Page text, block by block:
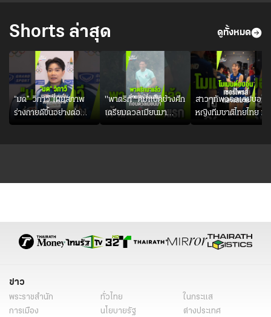
รพ.จุฬาลงกรณ์⁣ ⁣ #กราดยิง #เทพศิรินทร์
นนทบุรี #ไทยรัฐออนไลน์
Shorts ล่าสุด ดูทั้งหมด
“มด” วิภาวี เผยสภาพ
ร่างกายดีขึ้นอย่างต่อ
เนื่อง พร้อมพยายามลง
"พาตริก" คัมแบ็คช้างศึก
เตรียมดวลเมียนมา
อาเซียน คัพ 2026
สาวๆทัพวอลเลย์บอล
หญิงทีมชาติไทยไทย ม
ดอกกุหลาบ เซอร์ไพรส์
ข่าว
พระราชสำนัก ทั่วไทย
ในกระแส
การเมือง
นโยบายรัฐ
ต่างประเทศ